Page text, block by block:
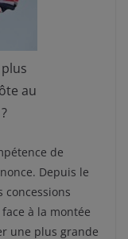
au
de
Depuis le
concessions
à la montée
une plus grande